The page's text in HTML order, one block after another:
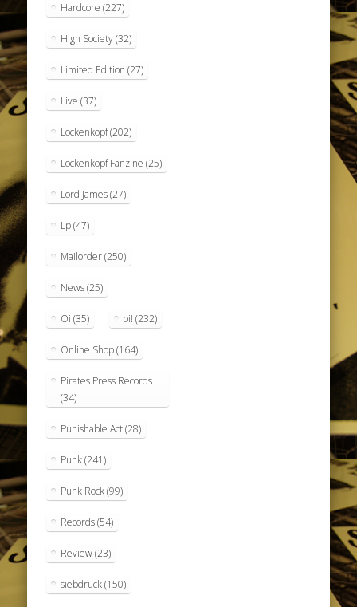
Hardcore (227)
High Society(32)
Limited Edition (27)
Live (37)
Lockenkopf(202)
Lockenkopf Fanzine (25)
Lord James(27)
Lp(47)
Mailorder(250)
News(25)
Oi (35) oi! (232)
Online Shop(164)
Pirates Press Records
(34)
Punishable Act(28)
Punk(241)
Punk Rock(99)
Records(54)
Review(23)
siebdruck(150)